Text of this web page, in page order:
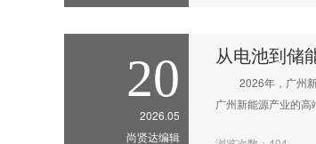
20
2026.05
尚贤达编辑
从电池到储
2026年，广州新
广州新能源产业的高